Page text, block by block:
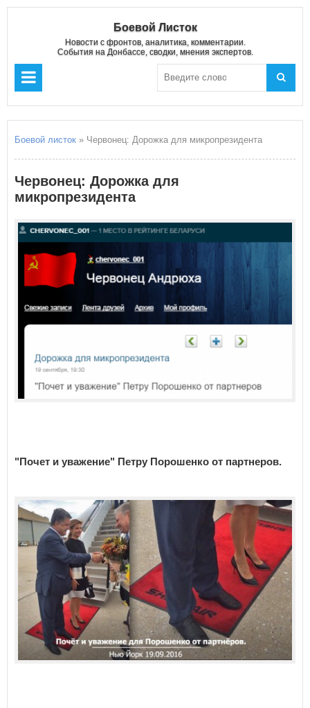
Боевой Листок
Новости с фронтов, аналитика, комментарии.
События на Донбассе, сводки, мнения экспертов.
Боевой листок » Червонец: Дорожка для микропрезидента
Червонец: Дорожка для
микропрезидента
"Почет и уважение" Петру Порошенко от партнеров.